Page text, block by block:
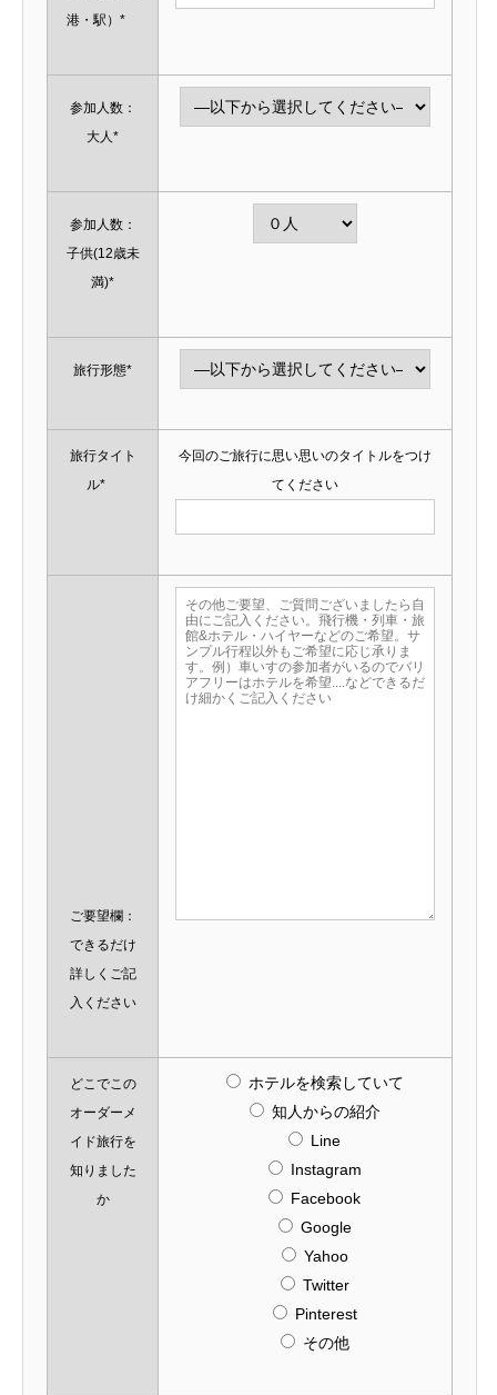
港・駅）*
参加人数：
大人*
参加人数：
子供(12歳未
満)*
旅行形態*
旅行タイト
ル*
今回のご旅行に思い思いのタイトルをつけ
てください
ご要望欄：
できるだけ
詳しくご記
入ください
どこでこの
オーダーメ
イド旅行を
知りました
か
ホテルを検索していて
知人からの紹介
Line
Instagram
Facebook
Google
Yahoo
Twitter
Pinterest
その他